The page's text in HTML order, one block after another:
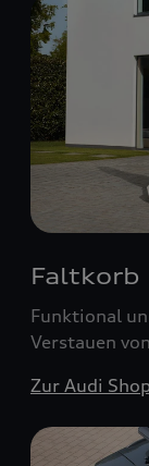
Faltkorb
Funktional
Verstauen
Zur Audi